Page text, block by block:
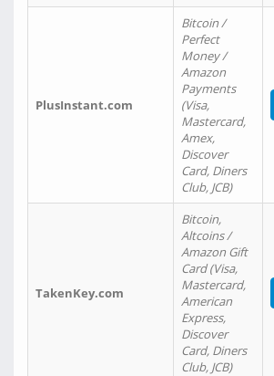
PlusInstant.com
Bitcoin /
Perfect
Money /
Amazon
Payments
(Visa,
Mastercard,
Amex,
Discover
Card, Diners
Club, JCB)
TakenKey.com
Bitcoin,
Altcoins /
Amazon Gift
Card (Visa,
Mastercard,
American
Express,
Discover
Card, Diners
Club, JCB)